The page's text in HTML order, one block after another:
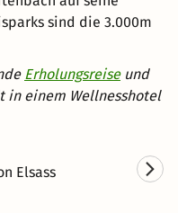
sind die 3.000m
Erholungsreiseund
in einem Wellnesshotel
Elsass